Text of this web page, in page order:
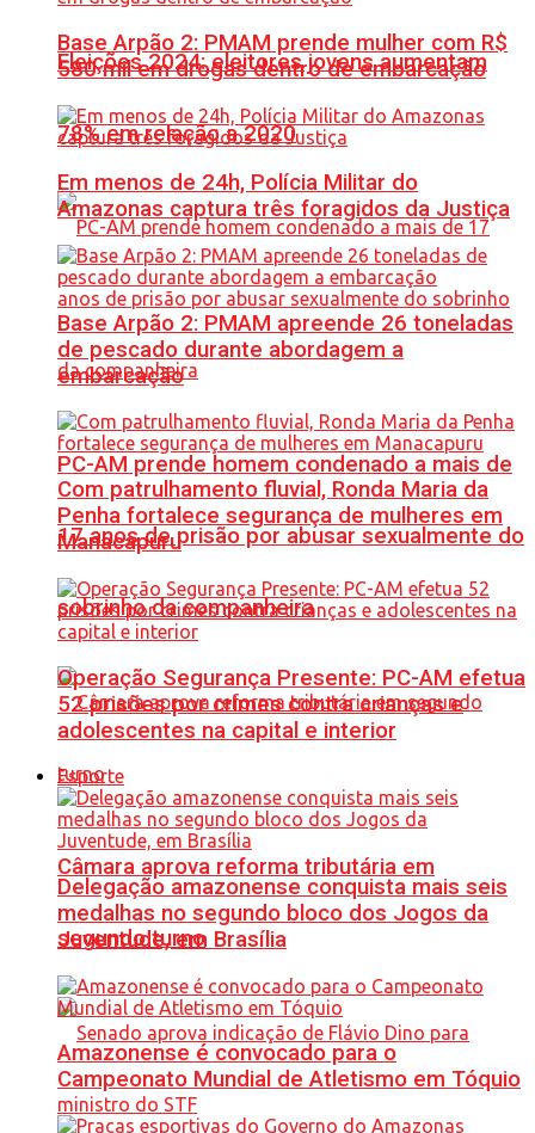
Eleições 2024: eleitores jovens aumentam
78% em relação a 2020
PC-AM prende homem condenado a mais de
17 anos de prisão por abusar sexualmente do
sobrinho da companheira
Câmara aprova reforma tributária em
segundo turno
Base Arpão 2: PMAM prende mulher com R$
580 mil em drogas dentro de embarcação
Em menos de 24h, Polícia Militar do
Amazonas captura três foragidos da Justiça
Base Arpão 2: PMAM apreende 26 toneladas
de pescado durante abordagem a
embarcação
Com patrulhamento fluvial, Ronda Maria da
Penha fortalece segurança de mulheres em
Manacapuru
Operação Segurança Presente: PC-AM efetua
52 prisões por crimes contra crianças e
adolescentes na capital e interior
Esporte
Delegação amazonense conquista mais seis
medalhas no segundo bloco dos Jogos da
Juventude, em Brasília
Amazonense é convocado para o
Campeonato Mundial de Atletismo em Tóquio